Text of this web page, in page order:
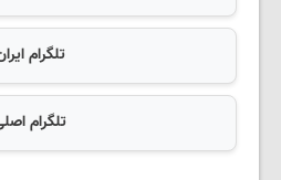
تلگرام
تلگرام